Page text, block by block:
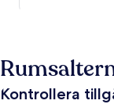
Kontrollera